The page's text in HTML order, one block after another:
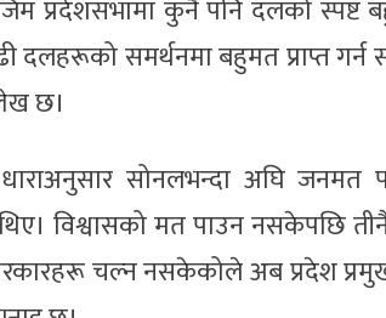
प्रदेशसभामा कुनै पनि दलको स्पष्ट
दलहरूको समर्थनमा बहुमत प्राप्त
छ।
सोनलभन्दा अघि जनमत
विश्वासको मत पाउन नसकेपछि
चल्न नसकेकोले अब प्रदेश